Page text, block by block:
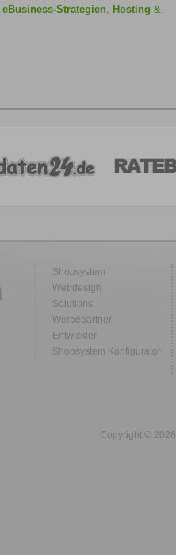
eBusiness-Strategien, Hosting &
Shopsystem
Webdesign
Solutions
Werbepartner
Entwickler
Shopsystem Konfigurator
Copyright ©